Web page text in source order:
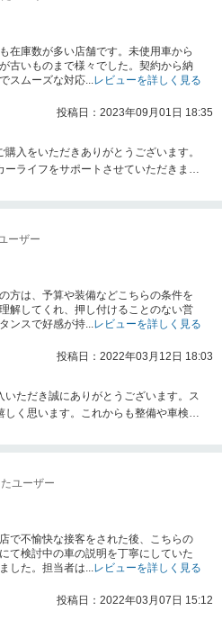
在庫数が多い店舗です。未使用車から
古いものまで様々でした。契約から納
スムーズな対応... レビューを詳しく見る
投稿日：2023年09月01日 18:35
入をいただきありがとうございます。
ライフをサポートさせていただきま
ーザー
方は、予算や装備などこちらの条件を
解してくれ、押し付けることのない営
ンスで好感が持... レビューを詳しく見る
投稿日：2022年03月12日 18:03
ただき誠にありがとうございます。ス
く思います。これからも整備や車検な
ユーザー
で不愉快な接客をされた後、こちらの
て検討中の車の説明を丁寧にしていた
した。担当者は... レビューを詳しく見る
投稿日：2022年03月07日 15:12